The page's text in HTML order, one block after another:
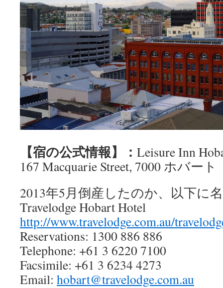
【宿の公式情報】： Leisure Inn
167 Macquarie Street, 7000 ホバート
2013年5月倒産したのか、以下に
Travelodge Hobart Hotel
http://www.travelodge.com.au/
Reservations: 1300 886 886
Telephone: +61 3 6220 7100
Facsimile: +61 3 6234 4273
Email: hobart@travelodge.com.au